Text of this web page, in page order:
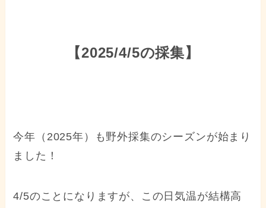
【2025/4/5の採集】
今年（2025年）も野外採集のシーズンが始まり
ました！
4/5のことになりますが、この日気温が結構高